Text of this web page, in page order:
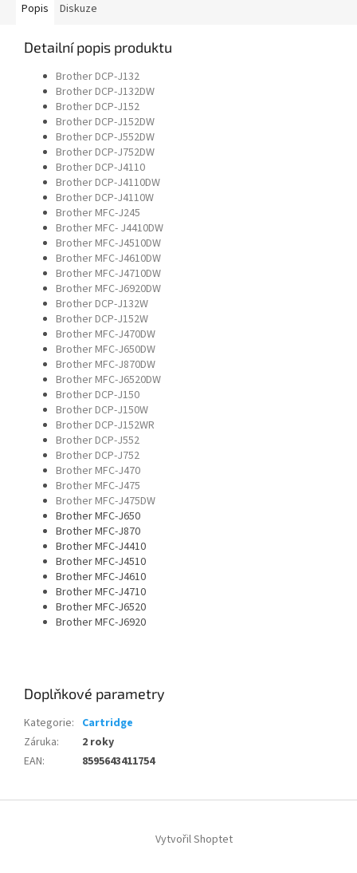
Popis Diskuze
Detailní popis produktu
Brother DCP-J132
Brother DCP-J132DW
Brother DCP-J152
Brother DCP-J152DW
Brother DCP-J552DW
Brother DCP-J752DW
Brother DCP-J4110
Brother DCP-J4110DW
Brother DCP-J4110W
Brother MFC-J245
Brother MFC- J4410DW
Brother MFC-J4510DW
Brother MFC-J4610DW
Brother MFC-J4710DW
Brother MFC-J6920DW
Brother DCP-J132W
Brother DCP-J152W
Brother MFC-J470DW
Brother MFC-J650DW
Brother MFC-J870DW
Brother MFC-J6520DW
Brother DCP-J150
Brother DCP-J150W
Brother DCP-J152WR
Brother DCP-J552
Brother DCP-J752
Brother MFC-J470
Brother MFC-J475
Brother MFC-J475DW
Brother MFC-J650
Brother MFC-J870
Brother MFC-J4410
Brother MFC-J4510
Brother MFC-J4610
Brother MFC-J4710
Brother MFC-J6520
Brother MFC-J6920
Doplňkové parametry
Kategorie: Cartridge
Záruka:
2 roky
EAN: 8595643411754
Vytvořil Shoptet